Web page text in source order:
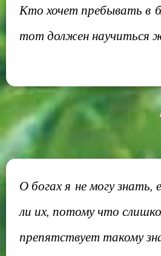
Кто хочет пребывать в
тот должен научиться
О богах я не могу знать,
ли их, потому что
препятствует такому